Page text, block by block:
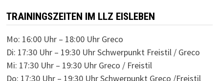
TRAININGSZEITEN IM LLZ EISLEBEN
Mo: 16:00 Uhr – 18:00 Uhr Greco
Di: 17:30 Uhr – 19:30 Uhr Schwerpunkt Freistil / Greco
Mi: 17:30 Uhr – 19:30 Uhr Greco / Freistil
Do: 17:30 Uhr – 19:30 Uhr Schwerpunkt Greco /Freistil